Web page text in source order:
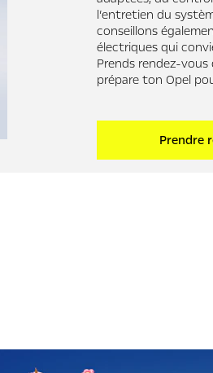
l’entretien du
conseillons
électriques qui
Prends rendez-
prépare ton Opel
Prendre